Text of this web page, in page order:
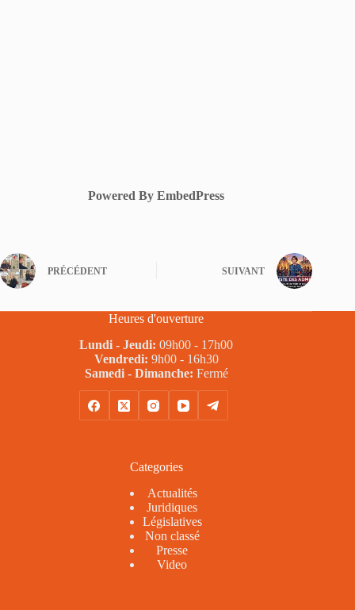
Powered By EmbedPress
PRÉCÉDENT SUIVANT
Heures d'ouverture
Lundi - Jeudi: 09h00 - 17h00
Vendredi: 9h00 - 16h30
Samedi - Dimanche: Fermé
Categories
Actualités
Juridiques
Législatives
Non classé
Presse
Video